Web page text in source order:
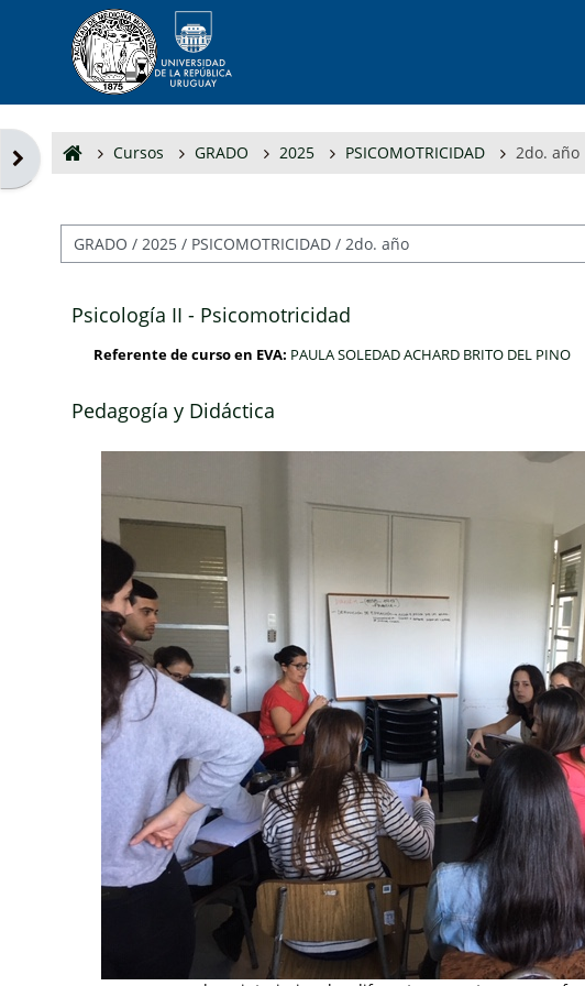
Salta al contenido principal
Abrir cajón de bloques
Cursos GRADO 2025 PSICOMOTRICIDAD 2do. año
Categorías
Psicología II - Psicomotricidad
Referente de curso en EVA: PAULA SOLEDAD ACHARD BRITO DEL PINO
Pedagogía y Didáctica